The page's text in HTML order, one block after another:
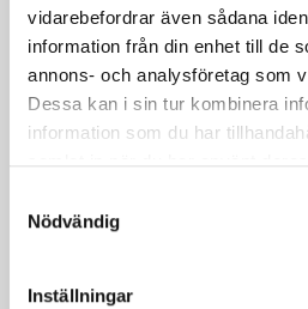
vidarebefordrar även sådana
information från din enhet till de
annons- och analysföretag som
Dessa kan i sin tur kombinera
information som du har
samlat in när du har använt
Nödvändig
Inställningar